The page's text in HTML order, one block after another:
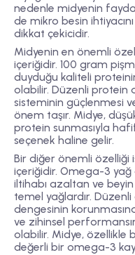
nedenle midyenin
de mikro besin
dikkat çekicidir.
Midyenin en önemli
içeriğidir. 100 gram
duyduğu kaliteli
olabilir. Düzenli protein
sisteminin güçlenmesi
önem taşır. Midye,
protein sunmasıyla
seçenek haline gelir.
Bir diğer önemli özelliği
içeriğidir. Omega-3 yağ
iltihabı azaltan ve
temel yağlardır.
dengesinin
ve zihinsel
olabilir. Midye, özellikle
değerli bir omega-3